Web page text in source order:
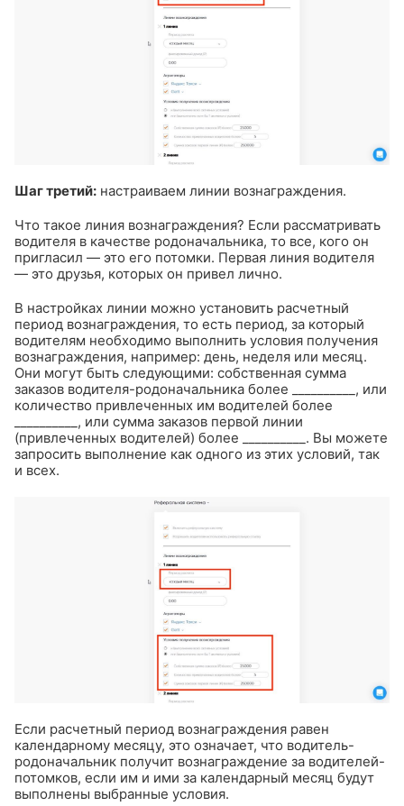
Шаг третий: настраиваем линии вознаграждения.
Что такое линия вознаграждения? Если рассматривать
водителя в качестве родоначальника, то все, кого он
пригласил — это его потомки. Первая линия водителя
— это друзья, которых он привел лично.
В настройках линии можно установить расчетный
период вознаграждения, то есть период, за который
водителям необходимо выполнить условия получения
вознаграждения, например: день, неделя или месяц.
Они могут быть следующими: собственная сумма
заказов водителя-родоначальника более __________, или
количество привлеченных им водителей более
__________, или сумма заказов первой линии
(привлеченных водителей) более __________. Вы можете
запросить выполнение как одного из этих условий, так
и всех.
Если расчетный период вознаграждения равен
календарному месяцу, это означает, что водитель-
родоначальник получит вознаграждение за водителей-
потомков, если им и ими за календарный месяц будут
выполнены выбранные условия.